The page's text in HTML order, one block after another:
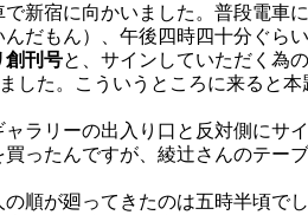
宿に向かいました。普段電車
だもん）、午後四時四十分ぐら
創刊号と、サインしていただく為
した。こういうところに来ると
リーの出入り口と反対側にサ
ったんですが、綾辻さんのテー
が廻ってきたのは五時半頃で